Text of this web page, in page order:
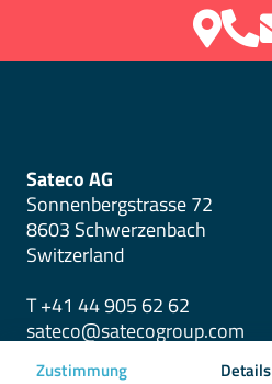
Zustimmung Details
Sateco AG
Sonnenbergstrasse 72
8603 Schwerzenbach
Switzerland
T +41 44 905 62 62
sateco@satecogroup.com